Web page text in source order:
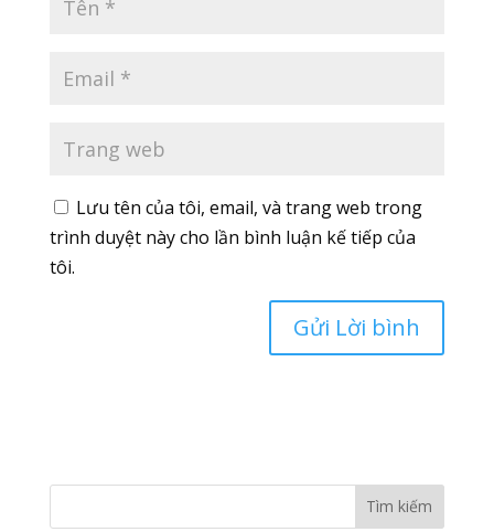
Lưu tên của tôi, email, và trang web trong
trình duyệt này cho lần bình luận kế tiếp của
tôi.
Tìm kiếm